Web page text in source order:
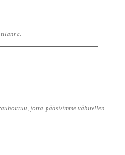
jotta pääsisimme vähitellen